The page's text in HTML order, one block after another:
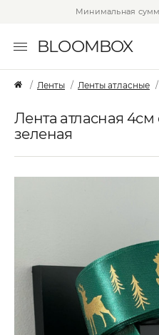
Минимальная
BLOOMBOX
Ленты Ленты атласные
Лента атласная
зеленая